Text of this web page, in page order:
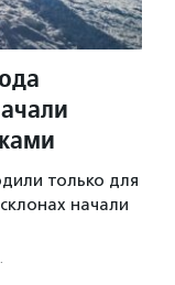
только для
начали